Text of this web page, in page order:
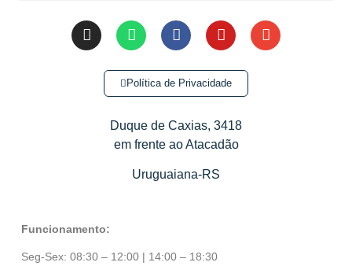
Política de Privacidade
Duque de Caxias, 3418
em frente ao Atacadão
Uruguaiana-RS
Funcionamento:
Seg-Sex: 08:30 – 12:00 | 14:00 – 18:30